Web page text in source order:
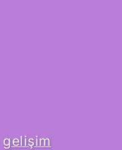
gelişim